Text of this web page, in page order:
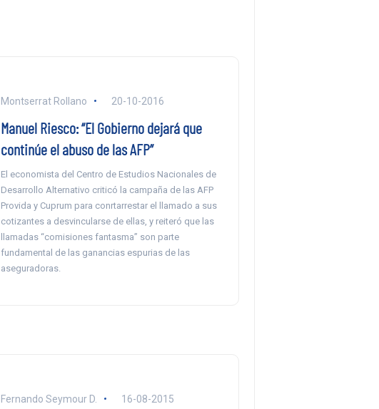
Montserrat Rollano 20-10-2016
Manuel Riesco: “El Gobierno dejará que
continúe el abuso de las AFP”
El economista del Centro de Estudios Nacionales de
Desarrollo Alternativo criticó la campaña de las AFP
Provida y Cuprum para conrtarrestar el llamado a sus
cotizantes a desvincularse de ellas, y reiteró que las
llamadas “comisiones fantasma” son parte
fundamental de las ganancias espurias de las
aseguradoras.
Fernando Seymour D. 16-08-2015